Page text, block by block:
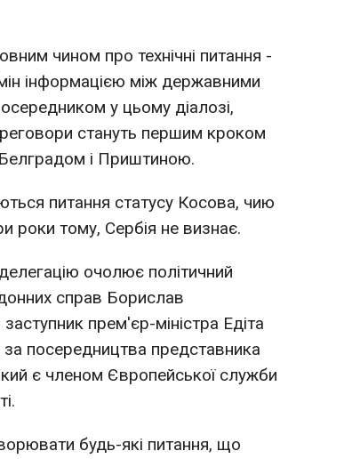
чином про технічні питання -
інформацією між державними
у цьому діалозі,
стануть першим кроком
Белградом і Приштиною.
питання статусу Косова, чию
роки тому, Сербія не визнає.
очолює політичний
справ Борислав
прем'єр-міністра Едіта
посередництва представника
є членом Європейської служби
будь-які питання, що